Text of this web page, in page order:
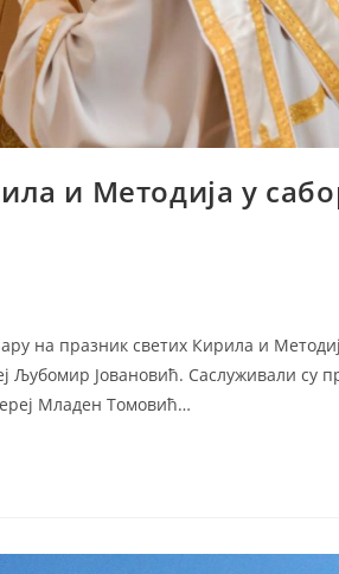
и Методија у
на празник светих Кирила и
Љубомир Јовановић. Саслуживали су
Младен Томовић…